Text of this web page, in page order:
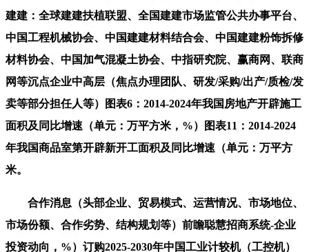
建建：全球建建扶植联盟、全国建建市场监管公共办事平台、
中国工程机械协会、中国建建材料结合会、中国建建粉饰拆修
材料协会、中国加气混凝土协会、中指研究院、赢商网、联商
网等沉点企业中高层（焦点办理团队、研发/采购/出产/质检/发
卖等部分担任人等）图表6：2014-2024年我国房地产开辟施工
面积及同比增速（单元：万平方米，%）图表11：2014-2024
年我国商品室第开辟新开工面积及同比增速（单元：万平方
米。
合作消息（头部企业、贸易模式、运营情况、市场地位、
市场份额、合作劣势、结构规划等）前瞻聪慧招商系统-企业
投资动向，%）订购2025-2030年中国工业计较机（工控机）